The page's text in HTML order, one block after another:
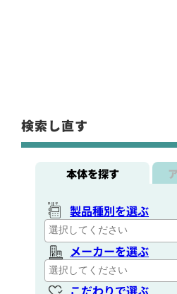
検索し直す
本体を探す
製品種別を選ぶ
メーカーを選ぶ
こだわりで選ぶ